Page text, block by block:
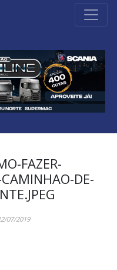
FAZER-
DE-
07/2019